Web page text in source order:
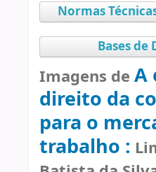
Normas
Bases de
Imagens de A
direito da
para o
trabalho :